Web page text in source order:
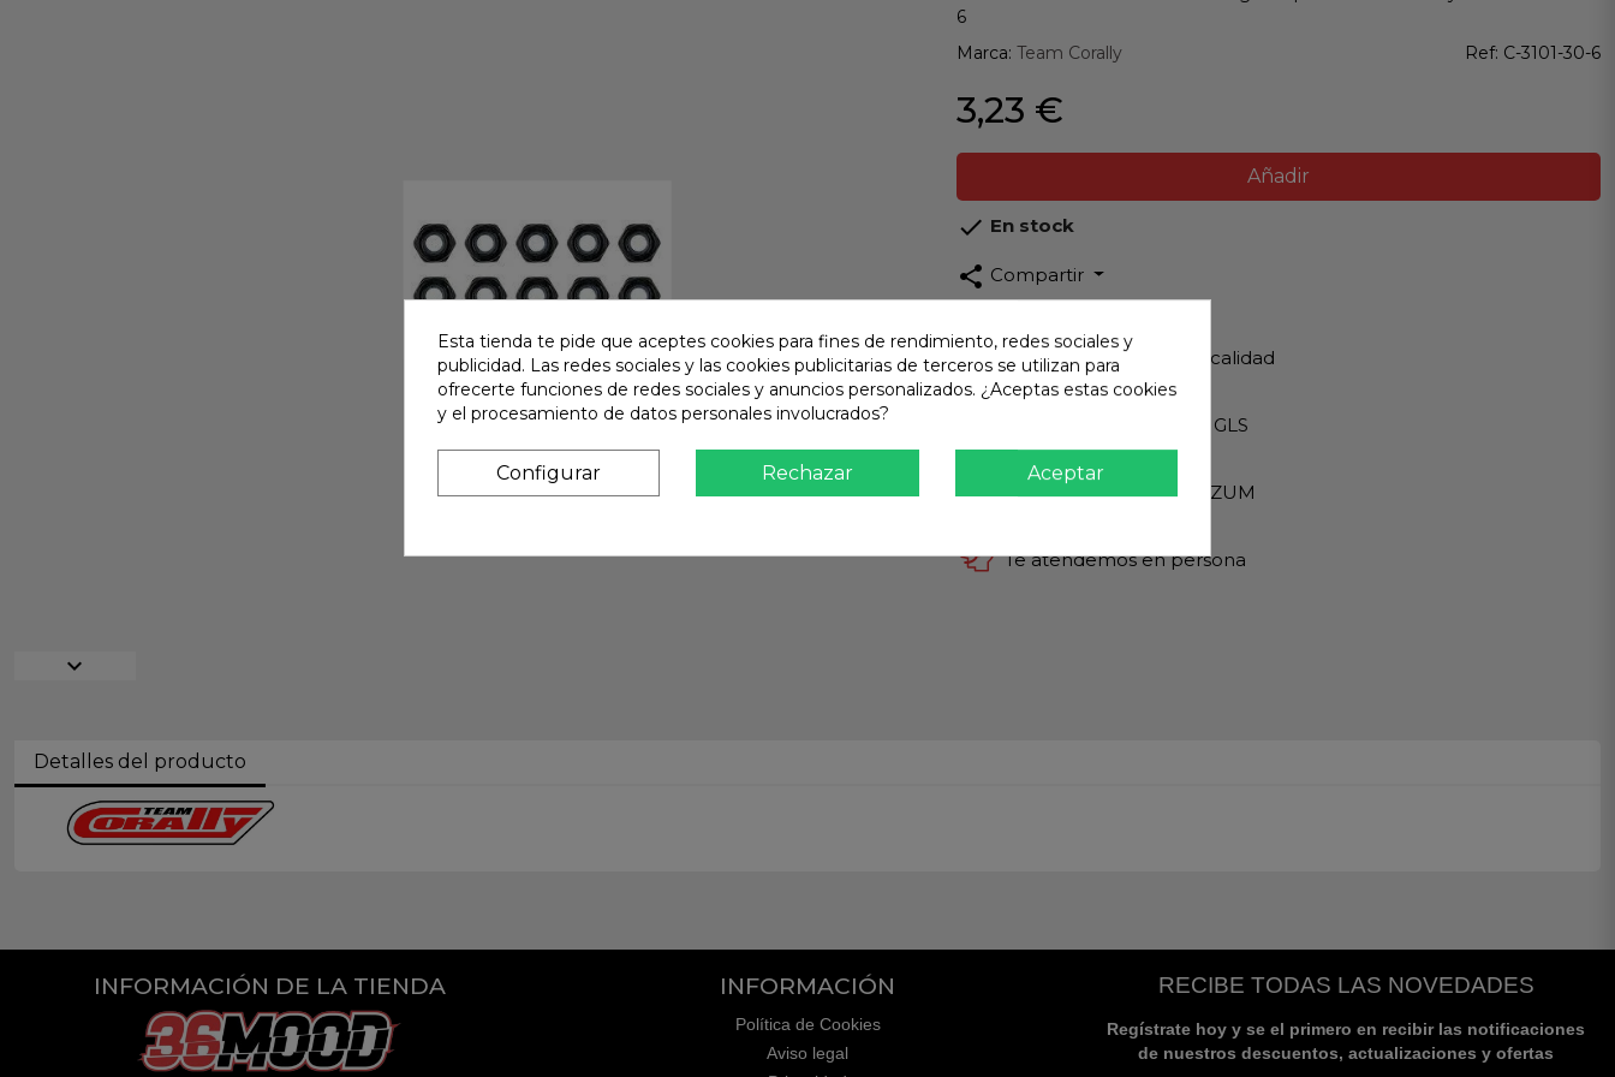
expand_more
6
Marca: Team Corally Ref: C-3101-30-6
3,23 €
Añadir
 En stock
share Compartir
Calidad Garantizada
Productos de Máxima calidad
Envío Rápido
Envios Internacionales GLS
Pago Seguro
TARJETA - PAYPAL - BIZUM
Te atendemos en persona
Detalles del producto
INFORMACIÓN DE LA TIENDA INFORMACIÓN
Política de Cookies
Aviso legal
RECIBE TODAS LAS NOVEDADES
Regístrate hoy y se el primero en recibir las notificaciones
de nuestros descuentos, actualizaciones y ofertas
Esta tienda te pide que aceptes cookies para fines de rendimiento, redes sociales y
publicidad. Las redes sociales y las cookies publicitarias de terceros se utilizan para
ofrecerte funciones de redes sociales y anuncios personalizados. ¿Aceptas estas cookies
y el procesamiento de datos personales involucrados?
Configurar Rechazar Aceptar